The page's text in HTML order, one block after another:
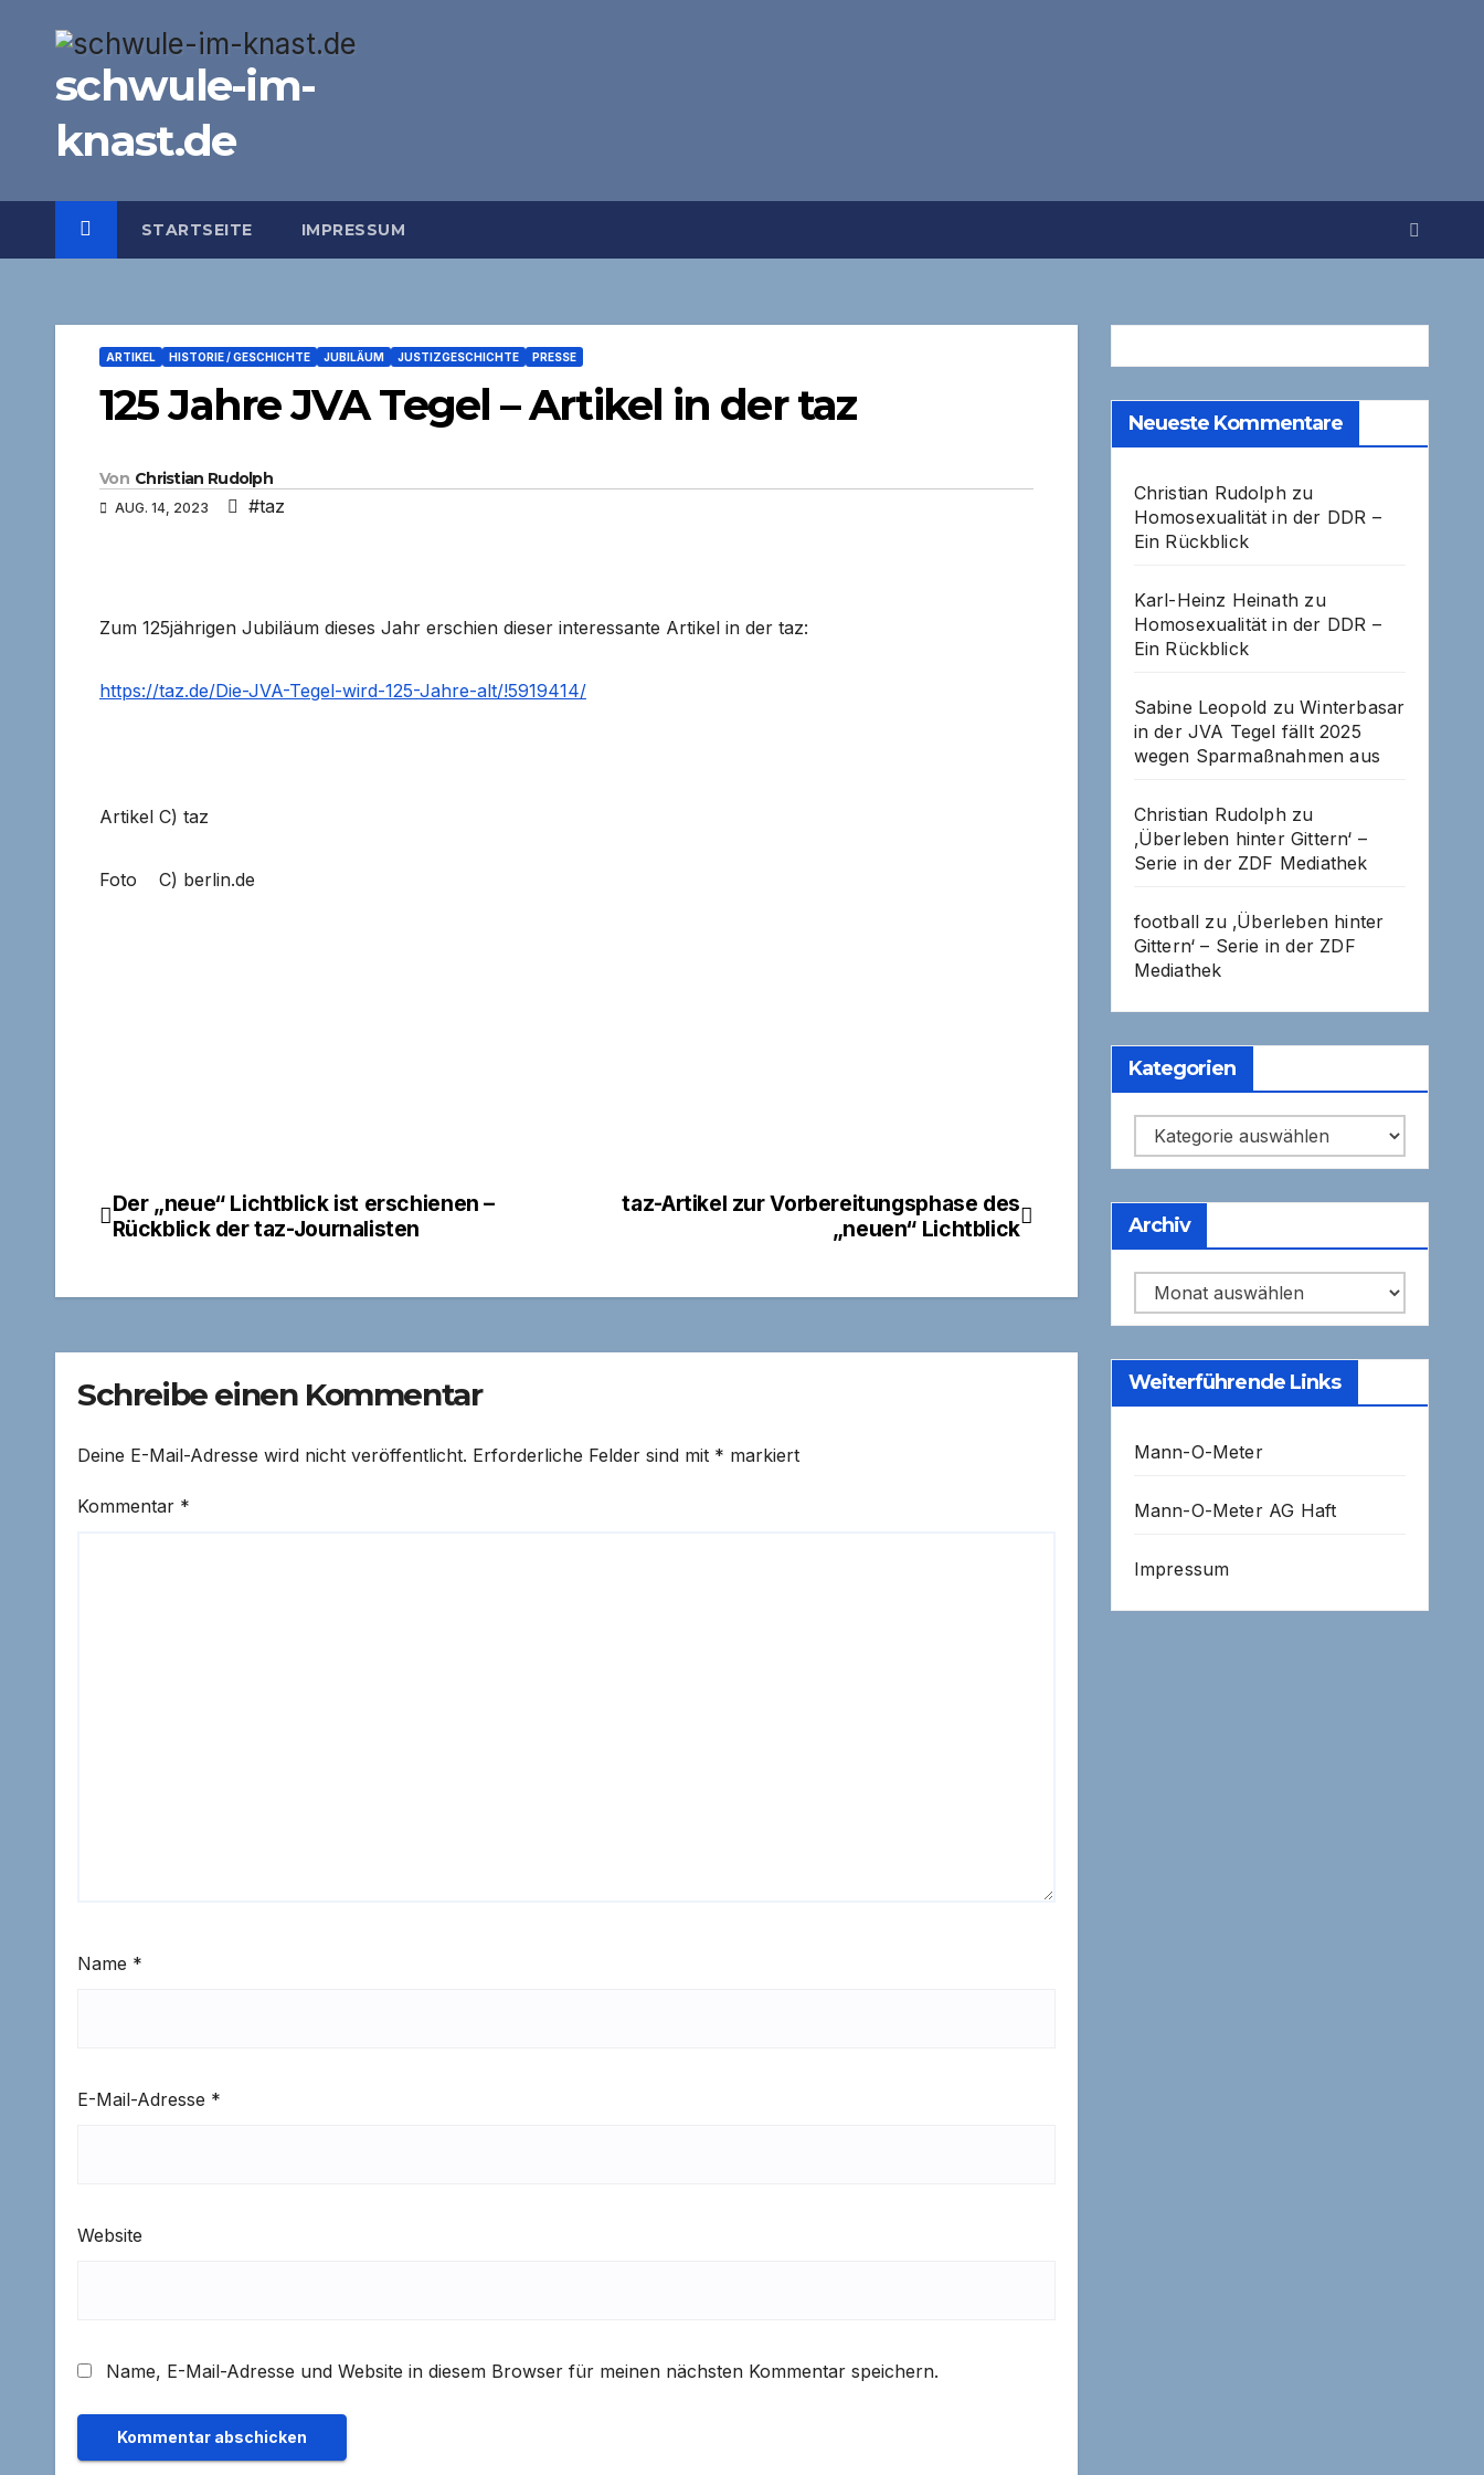
springenschwule-im-
knast.de
STARTSEITE IMPRESSUM
ARTIKEL HISTORIE / GESCHICHTE JUBILÄUM JUSTIZGESCHICHTE PRESSE
125 Jahre JVA Tegel – Artikel in der taz
Von Christian Rudolph
AUG. 14, 2023 #taz
Zum 125jährigen Jubiläum dieses Jahr erschien dieser interessante Artikel in der taz:
https://taz.de/Die-JVA-Tegel-wird-125-Jahre-alt/!5919414/
Artikel C) taz
Foto C) berlin.de
Beitragsnavigation
taz-Artikel zur Vorbereitungsphase des
„neuen“ Lichtblick
Der „neue“ Lichtblick ist erschienen –
Rückblick der taz-Journalisten
Schreibe einen Kommentar
Deine E-Mail-Adresse wird nicht veröffentlicht. Erforderliche Felder sind mit * markiert
Kommentar *
Name *
E-Mail-Adresse *
Website
Name, E-Mail-Adresse und Website in diesem Browser für meinen nächsten Kommentar speichern.
Neueste Kommentare
Christian Rudolphzu
Homosexualität in der DDR –
Ein Rückblick
Karl-Heinz Heinath zu
Homosexualität in der DDR –
Ein Rückblick
Sabine Leopold zuWinterbasar
in der JVA Tegel fällt 2025
wegen Sparmaßnahmen aus
Christian Rudolphzu
‚Überleben hinter Gittern‘ –
Serie in der ZDF Mediathek
football zu ‚Überleben hinter
Gittern‘ – Serie in der ZDF
Mediathek
Kategorien
Kategorien
Archiv
Archiv
Weiterführende Links
Mann-O-Meter
Mann-O-Meter AG Haft
Impressum